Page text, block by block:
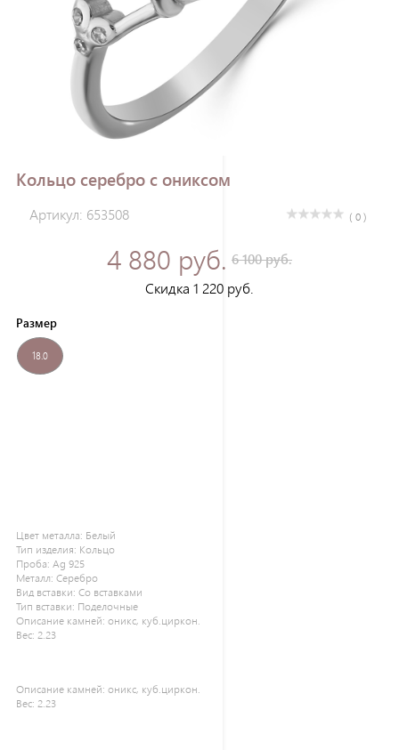
Кольцо серебро с ониксом
Артикул: 653508 ( 0 )
4 880 руб. 6 100 руб.
Скидка 1 220 руб.
Размер
18.0
Цвет металла: Белый
Тип изделия: Кольцо
Проба: Ag 925
Металл: Серебро
Вид вставки: Со вставками
Тип вставки: Поделочные
Описание камней: оникс, куб.циркон.
Вес: 2.23
Описание камней: оникс, куб.циркон.
Вес: 2.23
Зарегистрироваться